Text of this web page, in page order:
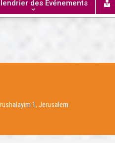
des Evénements
1, Jerusalem